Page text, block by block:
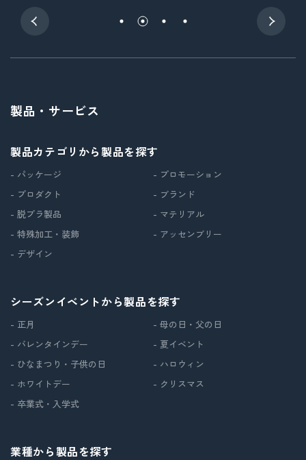
製品・サービス
製品カテゴリから製品を探す
- パッケージ
- プロダクト
- 脱プラ製品
- 特殊加工・装飾
- デザイン
- プロモーション
- ブランド
- マテリアル
- アッセンブリー
シーズンイベントから製品を探す
- 正月
- バレンタインデー
- ひなまつり・子供の日
- ホワイトデー
- 卒業式・入学式
- 母の日・父の日
- 夏イベント
- ハロウィン
- クリスマス
業種から製品を探す